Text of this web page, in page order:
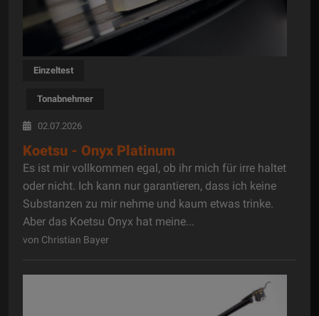
Einzeltest
Tonabnehmer
02.07.2026
Koetsu - Onyx Platinum
Es ist mir vollkommen egal, ob ihr mich für irre haltet
oder nicht. Ich kann nur garantieren, dass ich keine
Substanzen zu mir nehme und kaum etwas trinke.
Aber das Koetsu Onyx hat meine...
von Christian Bayer